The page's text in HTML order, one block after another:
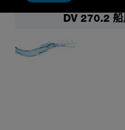
DV 270.2 船